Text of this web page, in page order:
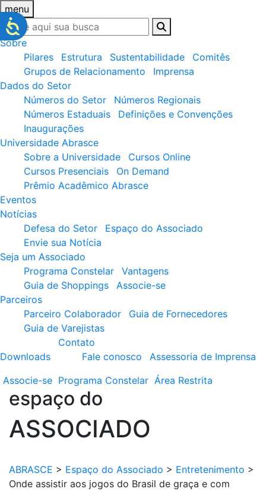
menu
Sobre
Pilares
Estrutura Sustentabilidade
Comitês
Grupos de Relacionamento
Imprensa
Dados do Setor
Números do Setor
Números Regionais
Números Estaduais
Definições e Convenções
Inaugurações
Universidade Abrasce
Sobre a Universidade
Cursos Online
Cursos Presenciais
On Demand
Prêmio Acadêmico Abrasce
Eventos
Notícias
Defesa do Setor
Espaço do Associado
Envie sua Notícia
Seja um Associado
Programa Constelar
Vantagens
Guia de Shoppings
Associe-se
Parceiros
Parceiro Colaborador
Guia de Fornecedores
Guia de Varejistas
Downloads
Contato
Fale conosco
Assessoria de Imprensa
Associe-se Programa Constelar Área Restrita
espaço do
ASSOCIADO
ABRASCE > Espaço do Associado > Entretenimento >
Onde assistir aos jogos do Brasil de graça e com